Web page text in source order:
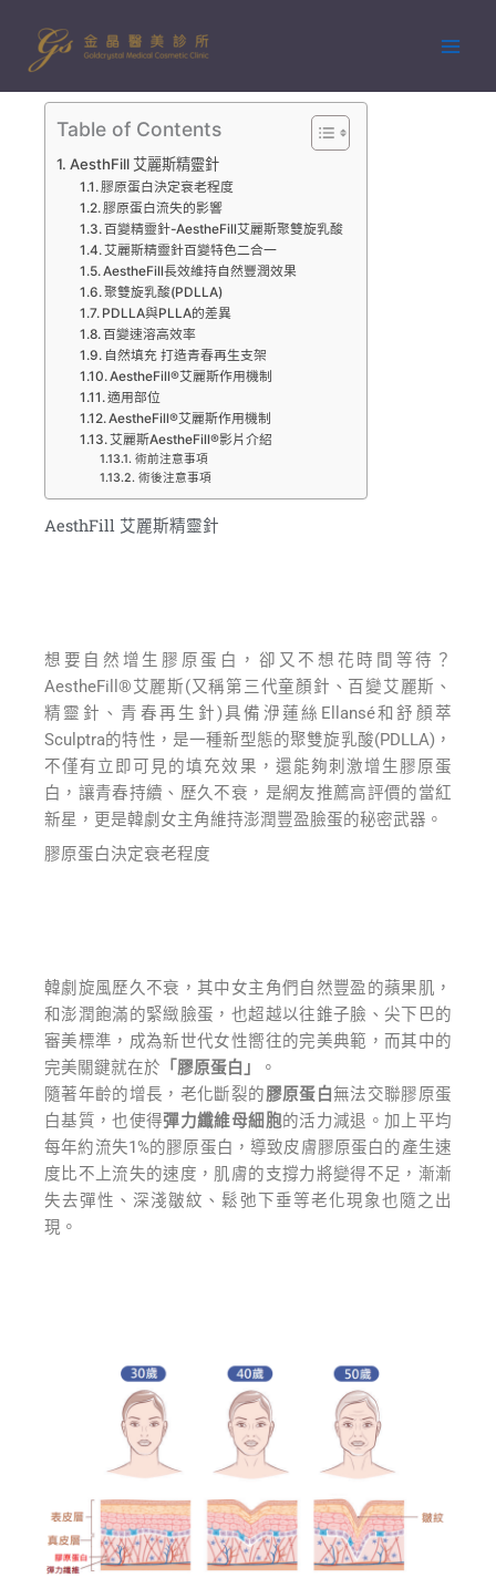
要
Table of Contents
AesthFill 艾麗斯精靈針
膠原蛋白決定衰老程度
膠原蛋白流失的影響
百變精靈針-AestheFill艾麗斯聚雙旋乳酸
艾麗斯精靈針百變特色二合一
AestheFill⻑效維持⾃然豐潤效果
聚雙旋乳酸(PDLLA)
PDLLA與PLLA的差異
百變速溶高效率
自然填充 打造青春再生支架
AestheFill®艾麗斯作用機制
適用部位
AestheFill®艾麗斯作用機制
艾麗斯AestheFill®影片介紹
術前注意事項
術後注意事項
AesthFill 艾麗斯精靈針
想要自然增生膠原蛋白，卻又不想花時間等待？
AestheFill®艾麗斯(又稱第三代童顏針、百變艾麗斯、
精靈針、青春再生針)具備洢蓮絲Ellansé和舒顏萃
Sculptra的特性，是一種新型態的聚雙旋乳酸(PDLLA)，
不僅有立即可見的填充效果，還能夠刺激增生膠原蛋
白，讓青春持續、歷久不衰，是網友推薦高評價的當紅
新星，更是韓劇女主角維持澎潤豐盈臉蛋的秘密武器。
膠原蛋白決定衰老程度
韓劇旋風歷久不衰，其中女主角們自然豐盈的蘋果肌，
和澎潤飽滿的緊緻臉蛋，也超越以往錐子臉、尖下巴的
審美標準，成為新世代女性嚮往的完美典範，而其中的
完美關鍵就在於 「膠原蛋白」
。
隨著年齡的增長，老化斷裂的膠原蛋白無法交聯膠原蛋
白基質，也使得彈力纖維母細胞的活力減退。加上平均
每年約流失1%的膠原蛋白，導致皮膚膠原蛋白的產生速
度比不上流失的速度，肌膚的支撐力將變得不足，漸漸
失去彈性、深淺皺紋、鬆弛下垂等老化現象也隨之出
現。